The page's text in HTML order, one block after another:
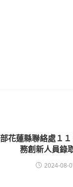
花蓮縣聯絡處１
務創新人員錄
2024-08-